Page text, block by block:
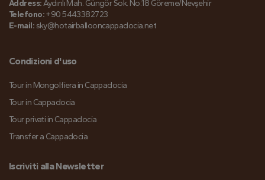
Address:Aydınlı Mah. Güngör Sok. No:18 Göreme/Nevşehir
Telefono:+90 5443382723
E-mail: sky@hotairballooncappadocia.net
Condizioni d'uso
Tour in Mongolfiera in Cappadocia
Tour in Cappadocia
Tour privati in Cappadocia
Transfer a Cappadocia
Iscriviti alla Newsletter